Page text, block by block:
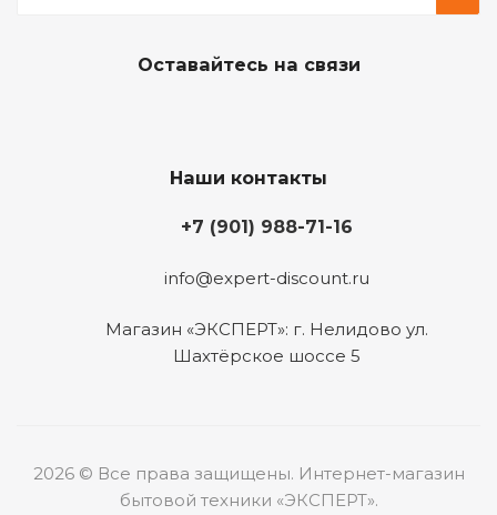
Оставайтесь на связи
Наши контакты
+7 (901) 988-71-16
info@expert-discount.ru
Магазин «ЭКСПЕРТ»: г. Нелидово ул.
Шахтёрское шоссе 5
2026 © Все права защищены. Интернет-магазин
бытовой техники «ЭКСПЕРТ».